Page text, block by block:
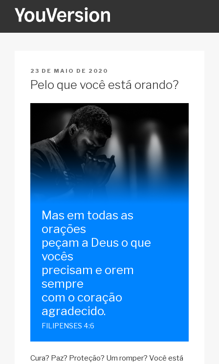
YOUVERSION
PUBLICADO
EM
23 DE MAIO DE 2020
Pelo que você está orando?
Mas em todas as
orações
peçam a Deus o que
vocês
precisam e orem
sempre
com o coração
agradecido.
FILIPENSES 4:6
Cura? Paz? Proteção? Um romper? Você está